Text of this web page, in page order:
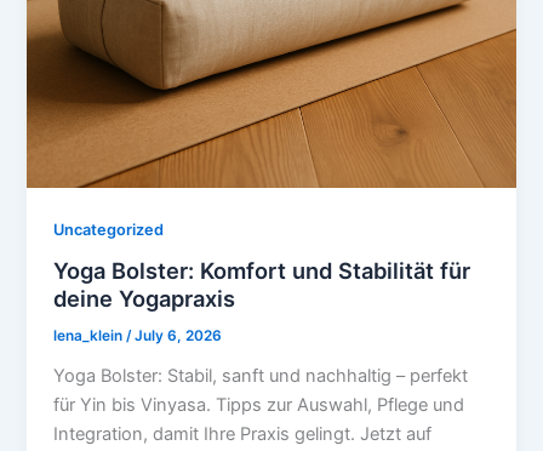
Uncategorized
Yoga Bolster: Komfort und Stabilität für
deine Yogapraxis
lena_klein/July 6, 2026
Yoga Bolster: Stabil, sanft und nachhaltig – perfekt
für Yin bis Vinyasa. Tipps zur Auswahl, Pflege und
Integration, damit Ihre Praxis gelingt. Jetzt auf